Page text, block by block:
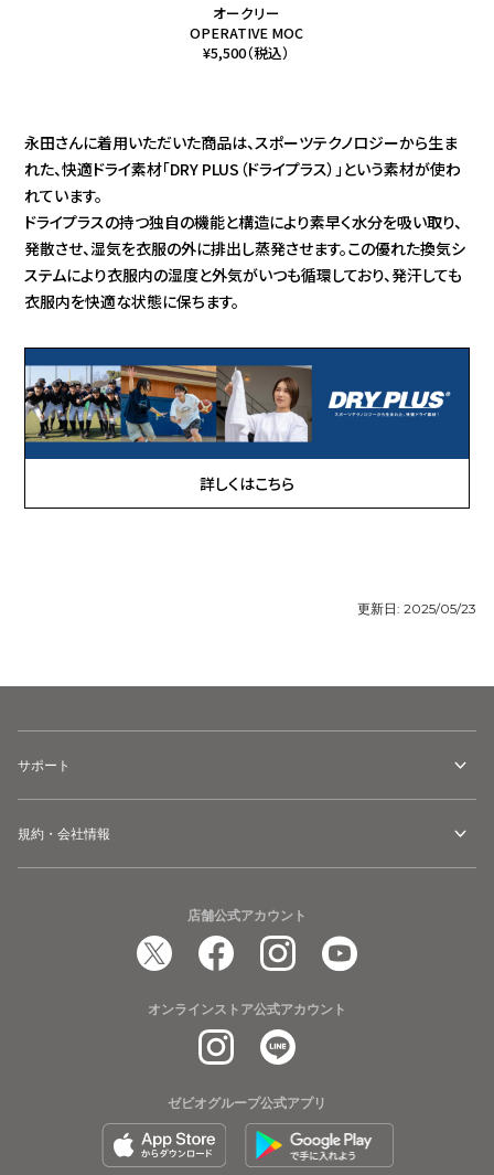
オークリー
OPERATIVE MOC
¥5,500（税込）
永田さんに着用いただいた商品は、スポーツテクノロジーから生ま
れた、快適ドライ素材「DRY PLUS（ドライプラス）」という素材が使わ
れています。
ドライプラスの持つ独自の機能と構造により素早く水分を吸い取り、
発散させ、湿気を衣服の外に排出し蒸発させます。この優れた換気シ
ステムにより衣服内の湿度と外気がいつも循環しており、発汗しても
衣服内を快適な状態に保ちます。
詳しくはこちら
更新日: 2025/05/23
サポート
規約・会社情報
店舗公式アカウント
オンラインストア公式アカウント
ゼビオグループ公式アプリ